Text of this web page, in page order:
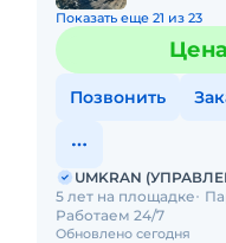
Показать еще 21 из 23
Позвонить
Обновлено сегодня
UMKRAN
5 лет на площадке
Работаем 24/7